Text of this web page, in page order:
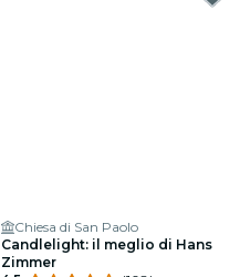
Chiesa di San Paolo
Candlelight: il meglio di Hans
Zimmer